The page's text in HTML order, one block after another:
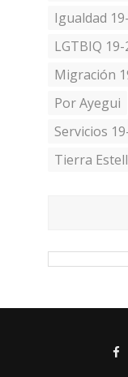
Igualdad
LGTBIQ 19-
Migración
Por Ayegui
Servicios
Tierra